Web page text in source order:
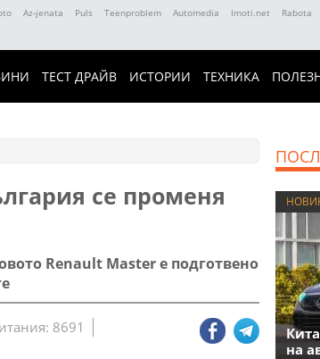
Az-jenata Puls Teenproblem Automedia Imoti.net Rabota
ТЕСТ ДРАЙВ ИСТОРИИ ТЕХНИКА
се променя
Renault Master е подготвено
8691
на